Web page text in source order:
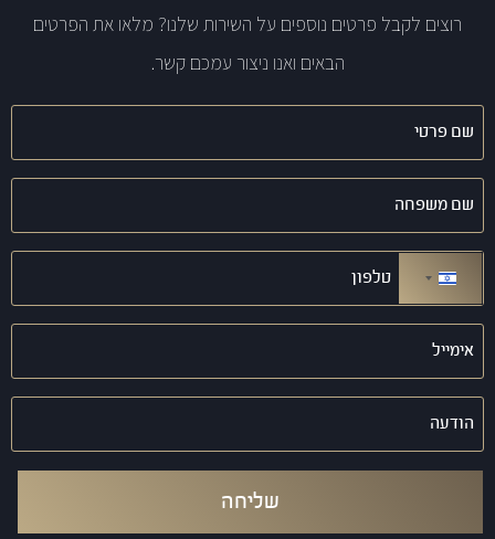
רוצים לקבל פרטים נוספים על השירות שלנו? מלאו את הפרטים
הבאים ואנו ניצור עמכם קשר.
שם
פרטי
שם
משפחה
טלפון
(חובה)
ישראל +972
אימייל
(חובה)
הודעה